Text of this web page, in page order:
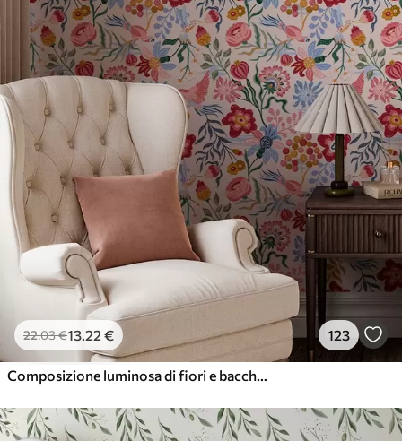
22.03€13.22 € 123
Composizione luminosa di fiori e bacche con pappagalli